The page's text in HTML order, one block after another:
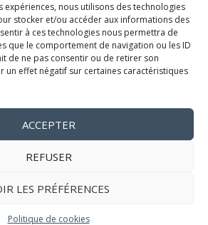
expériences, nous utilisons des technologies
stocker et/ou accéder aux informations des
à ces technologies nous permettra de
que le comportement de navigation ou les ID
de ne pas consentir ou de retirer son
un effet négatif sur certaines caractéristiques
ACCEPTER
REFUSER
LES PRÉFÉRENCES
Politique de cookies
Mentions légales
Politique de cookies